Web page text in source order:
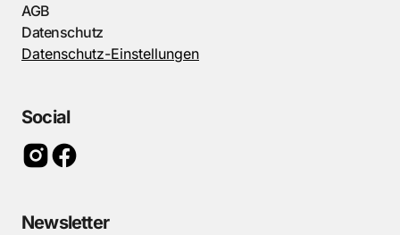
AGB
Datenschutz
Datenschutz-Einstellungen
Social
Newsletter